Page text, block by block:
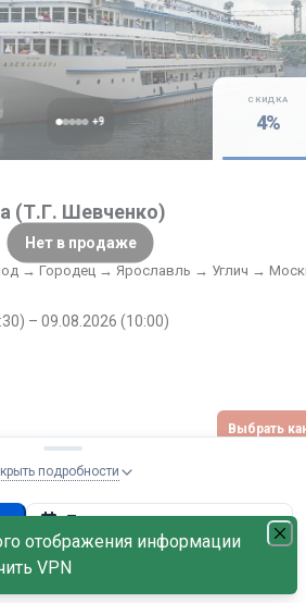
подробности
По дате возрастания
Нет в продаже
+9
СКИДКА
4%
(Т.Г. Шевченко)
→ Городец → Ярославль → Углич →
– 09.08.2026 (10:00)
Выбрать
Дети бесплатно
отображения информации
VPN